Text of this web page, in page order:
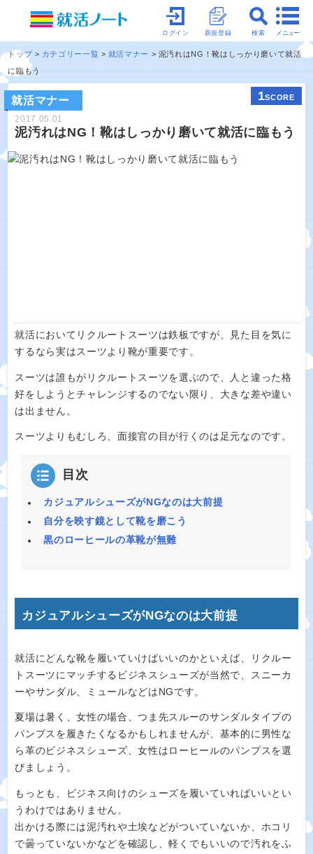
メニュー
検索
新規登録
ログイン
トップ カテゴリー一覧 就活マナー
泥汚れはNG！靴はしっかり磨いて就活
に臨もう
就活マナー 1SCORE
2017.05.01
泥汚れはNG！靴はしっかり磨いて就活に臨もう
就活においてリクルートスーツは鉄板ですが、見た目を気に
するなら実はスーツより靴が重要です。
スーツは誰もがリクルートスーツを選ぶので、人と違った格
好をしようとチャレンジするのでない限り、大きな差や違い
は出ません。
スーツよりもむしろ、面接官の目が行くのは足元なのです。
目次
カジュアルシューズがNGなのは大前提
自分を映す鏡として靴を磨こう
黒のローヒールの革靴が無難
カジュアルシューズがNGなのは大前提
就活にどんな靴を履いていけばいいのかといえば、リクルー
トスーツにマッチするビジネスシューズが当然で、スニーカ
ーやサンダル、ミュールなどはNGです。
夏場は暑く、女性の場合、つま先スルーのサンダルタイプの
パンプスを履きたくなるかもしれませんが、基本的に男性な
ら革のビジネスシューズ、女性はローヒールのパンプスを選
びましょう。
もっとも、ビジネス向けのシューズを履いていればいいとい
うわけではありません。
出かける際には泥汚れや土埃などがついていないか、ホコリ
で曇っていないかなどを確認し、軽くでもいいので汚れをふ